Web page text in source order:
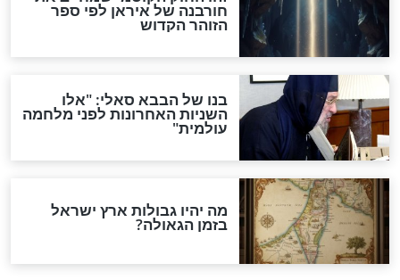
האם לאחר בוא המשיח יהיה
אפשר לחזור בתשובה?
לכל המאמרים